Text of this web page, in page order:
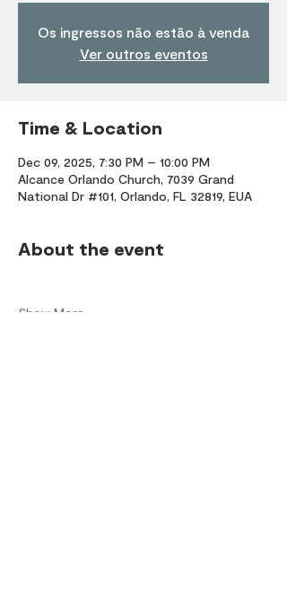
Os ingressos não estão à venda
Ver outros eventos
Time & Location
Dec 09, 2025, 7:30 PM – 10:00 PM
Alcance Orlando Church, 7039 Grand
National Dr #101, Orlando, FL 32819, EUA
About the event
Show More